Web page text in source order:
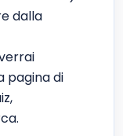
dalla
pagina di